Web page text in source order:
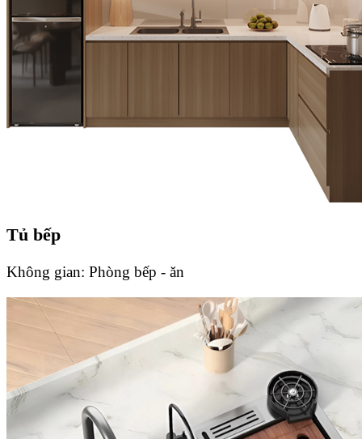
Tủ bếp
Không gian: Phòng bếp - ăn